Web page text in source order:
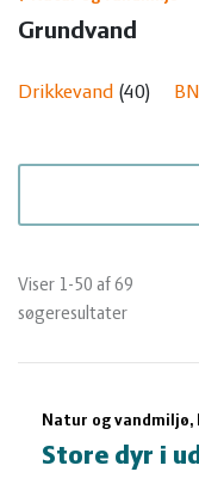
Heste
Kvæg
Natur
og
vandmiljø
Planter
Økologi
Jura
Kvæg
og
vandmiljø
Planter
Økologi
Økonomi
Øvrige
Grundvand
Drikkevand 40
Viser 1-50 af 69
søgeresultater
Natur og vandmiljø,
Store dyr i